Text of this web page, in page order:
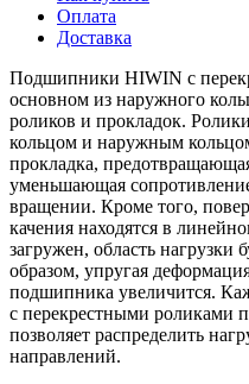
Оплата
Доставка
Подшипники HIWIN с
основном из наружного
роликов и прокладок.
кольцом и наружным
прокладка,
уменьшающая
вращении. Кроме того,
качения находятся в
загружен, область нагрузки
образом, упругая
подшипника увеличится.
с перекрестными роликами
позволяет распределить
направлений.